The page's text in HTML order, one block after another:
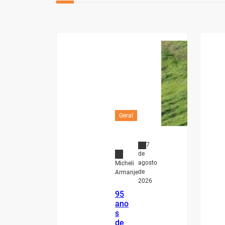
Geral
Micheli
Armanje
7
de
agosto
de
2026
95
ano
s
de